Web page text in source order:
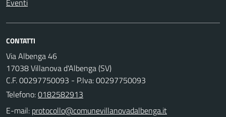
CONTATTI
Via Albenga 46
17038 Villanova d'Albenga (SV)
C.F. 00297750093 - P.Iva: 00297750093
Telefono:0182582913
E-mail: